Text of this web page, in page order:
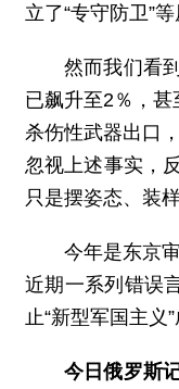
立了“专守防卫”
然而我们看
已飙升至2％，
杀伤性武器出口
忽视上述事实，
只是摆姿态、装
今年是东京
近期一系列错误
止“新型军国主义”
今日俄罗斯